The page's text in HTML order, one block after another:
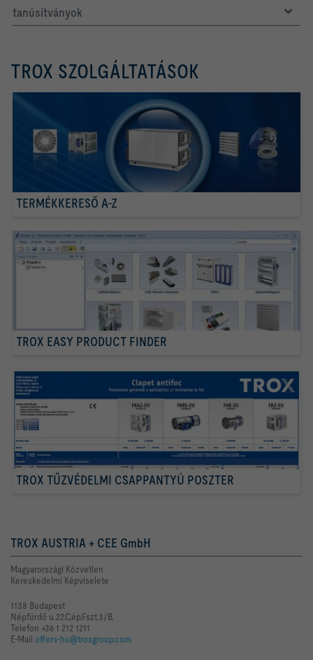
tanúsítványok
TROX SZOLGÁLTATÁSOK
TERMÉKKERESŐ A-Z
TROX EASY PRODUCT FINDER
TROX TŰZVÉDELMI CSAPPANTYÚ POSZTER
TROX AUSTRIA + CEE GmbH
Magyarországi Közvetlen
Kereskedelmi Képviselete
1138 Budapest
Népfürdő u.22.C.ép.Fszt.3/B.
Telefon +36 1 212 1211
E-Mail offers-hu@troxgroup.com